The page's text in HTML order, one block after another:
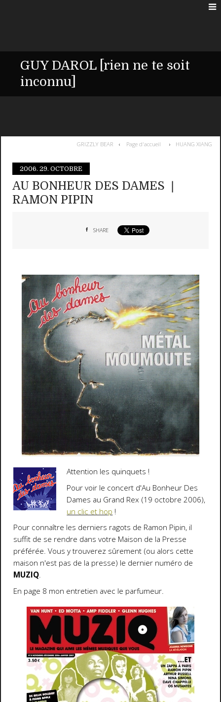
GUY DAROL [rien ne te soit
inconnu]
GRIZZLY BEAR Page d'accueil HUANG XIANG
2006. 29. OCTOBRE
AU BONHEUR DES DAMES ❘
RAMON PIPIN
SHARE
Attention les quinquets !
Pour voir le concert d'Au Bonheur Des
Dames au Grand Rex (19 octobre 2006),
un clic et hop !
Pour connaître les derniers ragots de Ramon Pipin, il
suffit de se rendre dans votre Maison de la Presse
préférée. Vous y trouverez sûrement (ou alors cette
maison n'est pas de la presse) le dernier numéro de
MUZIQ.
En page 8 mon entretien avec le parfumeur.